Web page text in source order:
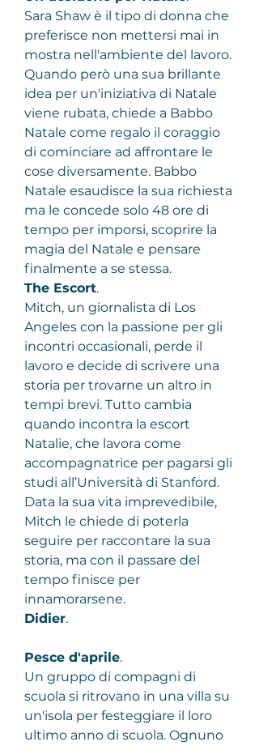
Sara Shaw è il tipo di donna che
preferisce non mettersi mai in
mostra nell'ambiente del lavoro.
Quando però una sua brillante
idea per un'iniziativa di Natale
viene rubata, chiede a Babbo
Natale come regalo il coraggio
di cominciare ad affrontare le
cose diversamente. Babbo
Natale esaudisce la sua richiesta
ma le concede solo 48 ore di
tempo per imporsi, scoprire la
magia del Natale e pensare
finalmente a se stessa.
The Escort.
Mitch, un giornalista di Los
Angeles con la passione per gli
incontri occasionali, perde il
lavoro e decide di scrivere una
storia per trovarne un altro in
tempi brevi. Tutto cambia
quando incontra la escort
Natalie, che lavora come
accompagnatrice per pagarsi gli
studi all’Università di Stanford.
Data la sua vita imprevedibile,
Mitch le chiede di poterla
seguire per raccontare la sua
storia, ma con il passare del
tempo finisce per
innamorarsene.
Didier.
Pesce d'aprile.
Un gruppo di compagni di
scuola si ritrovano in una villa su
un'isola per festeggiare il loro
ultimo anno di scuola. Ognuno